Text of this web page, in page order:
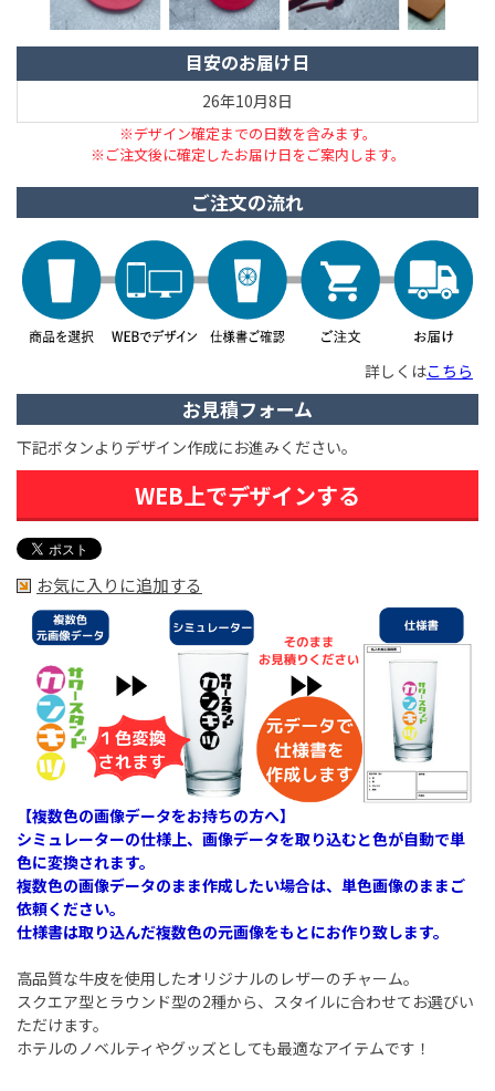
目安のお届け日
26年10月8日
※デザイン確定までの日数を含みます。
※ご注文後に確定したお届け日をご案内します。
ご注文の流れ
詳しくはこちら
お見積フォーム
下記ボタンよりデザイン作成にお進みください。
WEB上でデザインする
お気に入りに追加する
【複数色の画像データをお持ちの方へ】
シミュレーターの仕様上、画像データを取り込むと色が自動で単
色に変換されます。
複数色の画像データのまま作成したい場合は、単色画像のままご
依頼ください。
仕様書は取り込んだ複数色の元画像をもとにお作り致します。
高品質な牛皮を使用したオリジナルのレザーのチャーム。
スクエア型とラウンド型の2種から、スタイルに合わせてお選びい
ただけます。
ホテルのノベルティやグッズとしても最適なアイテムです！